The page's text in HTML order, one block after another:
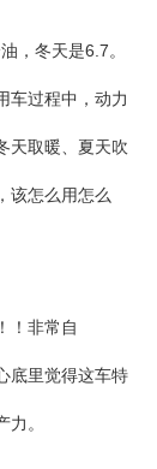
，冬天是6.7。
车过程中，动力
天取暖、夏天吹
该怎么用怎么
！非常自
底里觉得这车特
。